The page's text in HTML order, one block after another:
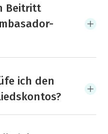
Beitritt
ich den